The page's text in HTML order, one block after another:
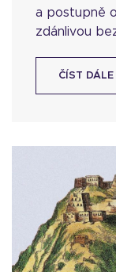
a postupně
zdánlivou
ČÍST DÁLE